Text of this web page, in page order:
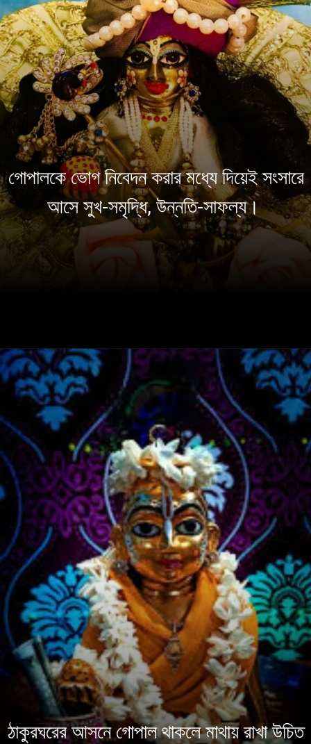
গোপালকে ভোগ নিবেদন করার মধ্যে দিয়েই সংসারে
আসে সুখ-সমৃদ্ধি, উন্নতি-সাফল্য।
ঠাকুরঘরের আসনে গোপাল থাকলে মাথায় রাখা উচিত